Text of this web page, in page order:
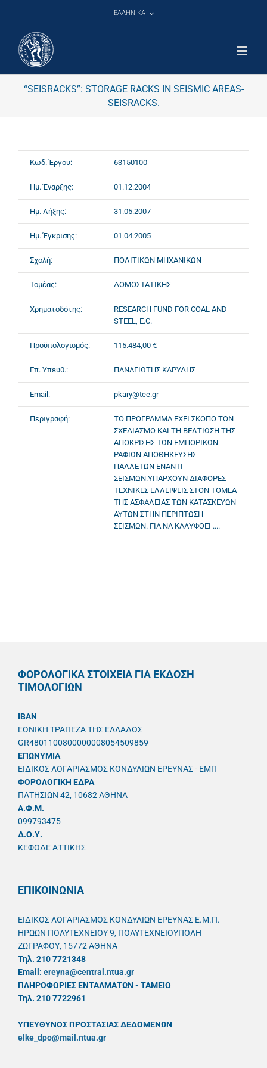
ΕΛΛΗΝΙΚΑ
“SEISRACKS”: STORAGE RACKS IN SEISMIC AREAS-
SEISRACKS.
Κωδ. Έργου: 63150100
Ημ. Έναρξης: 01.12.2004
Ημ. Λήξης: 31.05.2007
Ημ. Έγκρισης: 01.04.2005
Σχολή: ΠΟΛΙΤΙΚΩΝ ΜΗΧΑΝΙΚΩΝ
Τομέας: ΔΟΜΟΣΤΑΤΙΚΗΣ
Χρηματοδότης:
RESEARCH FUND FOR COAL AND
STEEL, E.C.
Προϋπολογισμός: 115.484,00 €
Επ. Υπευθ.: ΠΑΝΑΓΙΩΤΗΣ ΚΑΡΥΔΗΣ
Email: pkary@tee.gr
Περιγραφή:
ΤΟ ΠΡΟΓΡΑΜΜΑ ΕΧΕΙ ΣΚΟΠΟ ΤΟΝ
ΣΧΕΔΙΑΣΜΟ ΚΑΙ ΤΗ ΒΕΛΤΙΩΣΗ ΤΗΣ
ΑΠΟΚΡΙΣΗΣ ΤΩΝ ΕΜΠΟΡΙΚΩΝ
ΡΑΦΙΩΝ ΑΠΟΘΗΚΕΥΣΗΣ
ΠΑΛΛΕΤΩΝ ΕΝΑΝΤΙ
ΣΕΙΣΜΩΝ.ΥΠΑΡΧΟΥΝ ΔΙΑΦΟΡΕΣ
ΤΕΧΝΙΚΕΣ ΕΛΛΕΙΨΕΙΣ ΣΤΟΝ ΤΟΜΕΑ
ΤΗΣ ΑΣΦΑΛΕΙΑΣ ΤΩΝ ΚΑΤΑΣΚΕΥΩΝ
ΑΥΤΩΝ ΣΤΗΝ ΠΕΡΙΠΤΩΣΗ
ΣΕΙΣΜΩΝ. ΓΙΑ ΝΑ ΚΑΛΥΦΘΕΙ ....
ΦΟΡΟΛΟΓΙΚΑ ΣΤΟΙΧΕΙΑ ΓΙΑ ΕΚΔΟΣΗ
ΤΙΜΟΛΟΓΙΩΝ
IBAN
ΕΘΝΙΚΗ ΤΡΑΠΕΖΑ ΤΗΣ ΕΛΛΑΔΟΣ
GR4801100800000008054509859
ΕΠΩΝΥΜΙΑ
ΕΙΔΙΚΟΣ ΛΟΓΑΡΙΑΣΜΟΣ ΚΟΝΔΥΛΙΩΝ ΕΡΕΥΝΑΣ - ΕΜΠ
ΦΟΡΟΛΟΓΙΚΗ ΕΔΡΑ
ΠΑΤΗΣΙΩΝ 42, 10682 ΑΘΗΝΑ
A.Φ.Μ.
099793475
Δ.Ο.Υ.
ΚΕΦΟΔΕ ΑΤΤΙΚΗΣ
ΕΠΙΚΟΙΝΩΝΙΑ
ΕΙΔΙΚΟΣ ΛΟΓΑΡΙΑΣΜΟΣ ΚΟΝΔΥΛΙΩΝ ΕΡΕΥΝΑΣ Ε.Μ.Π.
ΗΡΩΩΝ ΠΟΛΥΤΕΧΝΕΙΟΥ 9, ΠΟΛΥΤΕΧΝΕΙΟΥΠΟΛΗ
ΖΩΓΡΑΦΟΥ, 15772 ΑΘΗΝΑ
Τηλ. 210 7721348
Email: ereyna@central.ntua.gr
ΠΛΗΡΟΦΟΡΙΕΣ ΕΝΤΑΛΜΑΤΩΝ - ΤΑΜΕΙΟ
Τηλ. 210 7722961
ΥΠΕΥΘYΝΟΣ ΠΡΟΣΤΑΣΙΑΣ ΔΕΔΟΜΕΝΩΝ
elke_dpo@mail.ntua.gr